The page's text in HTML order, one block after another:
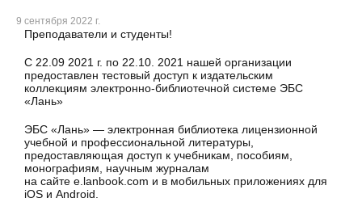
9 сентября 2022 г.
Преподаватели и студенты!
С 22.09 2021 г. по 22.10. 2021 нашей организации
предоставлен тестовый доступ к издательским
коллекциям электронно-библиотечной системе ЭБС
«Лань»
ЭБС «Лань» — электронная библиотека лицензионной
учебной и профессиональной литературы,
предоставляющая доступ к учебникам, пособиям,
монографиям, научным журналам
на сайте e.lanbook.com и в мобильных приложениях для
iOS и Android.